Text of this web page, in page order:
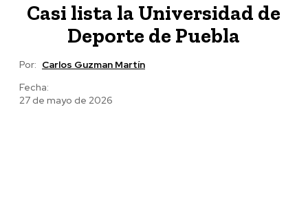
Casi lista la Universidad de
Deporte de Puebla
Por: Carlos Guzman Martín
Fecha:
27 de mayo de 2026